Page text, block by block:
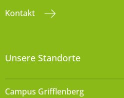
Kontakt
Unsere Standorte
Campus Grifflenberg